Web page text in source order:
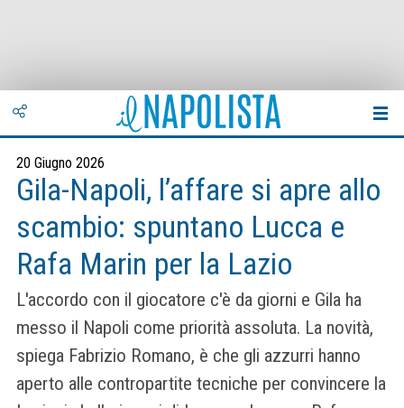
20 Giugno 2026
Gila-Napoli, l’affare si apre allo
scambio: spuntano Lucca e
Rafa Marin per la Lazio
L'accordo con il giocatore c'è da giorni e Gila ha
messo il Napoli come priorità assoluta. La novità,
spiega Fabrizio Romano, è che gli azzurri hanno
aperto alle contropartite tecniche per convincere la